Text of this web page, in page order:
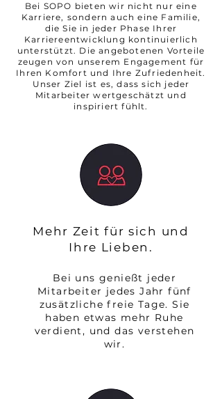
Bei SOPO bieten wir nicht nur eine
Karriere, sondern auch eine Familie,
die Sie in jeder Phase Ihrer
Karriereentwicklung kontinuierlich
unterstützt. Die angebotenen Vorteile
zeugen von unserem Engagement für
Ihren Komfort und Ihre Zufriedenheit.
Unser Ziel ist es, dass sich jeder
Mitarbeiter wertgeschätzt und
inspiriert fühlt.
Mehr Zeit für sich und
Ihre Lieben.
Bei uns genießt jeder
Mitarbeiter jedes Jahr fünf
zusätzliche freie Tage. Sie
haben etwas mehr Ruhe
verdient, und das verstehen
wir.